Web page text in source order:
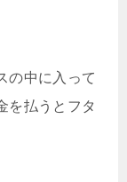
の中に入って
を払うとフタ